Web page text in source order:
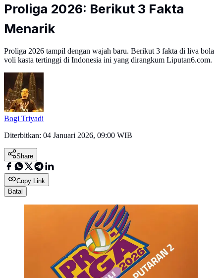
Proliga 2026: Berikut 3 Fakta
Menarik
Proliga 2026 tampil dengan wajah baru. Berikut 3 fakta di liva bola
voli kasta tertinggi di Indonesia ini yang dirangkum Liputan6.com.
Bogi Triyadi
Diterbitkan: 04 Januari 2026, 09:00 WIB
Share
Copy Link
Batal